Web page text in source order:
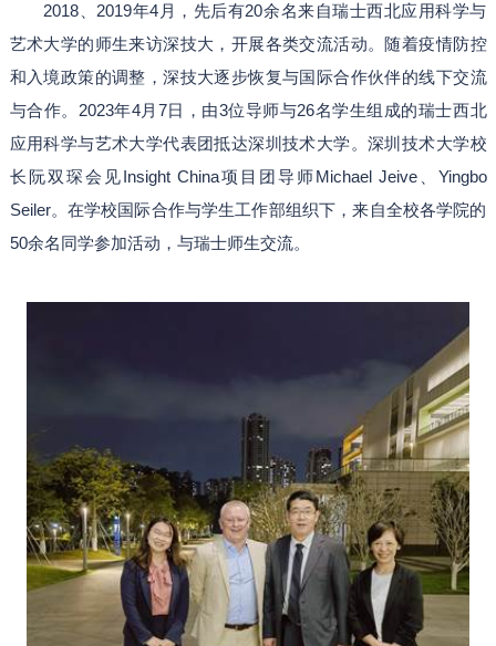
2018、2019年4月，先后有20余名来自瑞士西北应用科学与
艺术大学的师生来访深技大，开展各类交流活动。随着疫情防控
和入境政策的调整，深技大逐步恢复与国际合作伙伴的线下交流
与合作。2023年4月7日，由3位导师与26名学生组成的瑞士西北
应用科学与艺术大学代表团抵达深圳技术大学。深圳技术大学校
长阮双琛会见Insight China项目团导师Michael Jeive、Yingbo
Seiler。在学校国际合作与学生工作部组织下，来自全校各学院的
50余名同学参加活动，与瑞士师生交流。